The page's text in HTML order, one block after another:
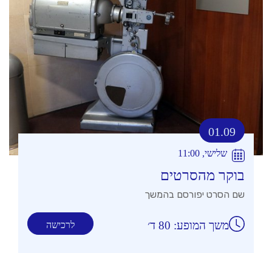
01.09
שלישי, 11:00
בוקר מהסרטים
שם הסרט יפורסם בהמשך
לרכישה משך המופע: 80 ד׳